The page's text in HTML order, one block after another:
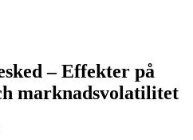
– Effekter på
marknadsvolatilitet